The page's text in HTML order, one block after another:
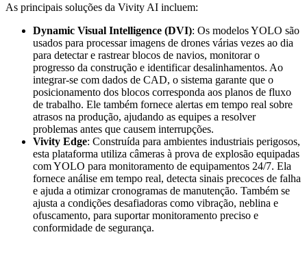
As principais soluções da Vivity AI incluem:
Dynamic Visual Intelligence (DVI): Os modelos YOLO são
usados para processar imagens de drones várias vezes ao dia
para detectar e rastrear blocos de navios, monitorar o
progresso da construção e identificar desalinhamentos. Ao
integrar-se com dados de CAD, o sistema garante que o
posicionamento dos blocos corresponda aos planos de fluxo
de trabalho. Ele também fornece alertas em tempo real sobre
atrasos na produção, ajudando as equipes a resolver
problemas antes que causem interrupções.
Vivity Edge: Construída para ambientes industriais perigosos,
esta plataforma utiliza câmeras à prova de explosão equipadas
com YOLO para monitoramento de equipamentos 24/7. Ela
fornece análise em tempo real, detecta sinais precoces de falha
e ajuda a otimizar cronogramas de manutenção. Também se
ajusta a condições desafiadoras como vibração, neblina e
ofuscamento, para suportar monitoramento preciso e
conformidade de segurança.